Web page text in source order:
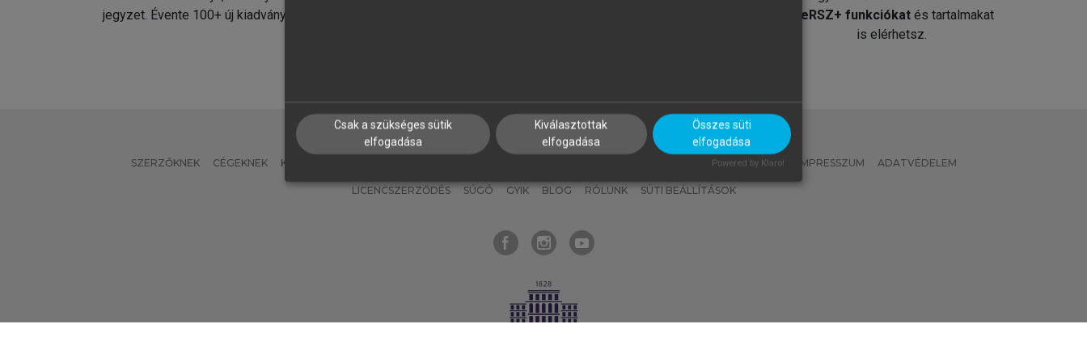
jegyzet. Évente 100+ új kiadvány.
MeRSZ+ funkciókat és tartalmakat
is elérhetsz.
SZERZŐKNEK CÉGEKNEK KÖNYVTÁROSOKNAK MI – ÁLTALÁNOS IRÁNYELVEK IMPRESSZUM ADATVÉDELEM
LICENCSZERZŐDÉS SÚGÓ GYIK BLOG RÓLUNK SÜTI BEÁLLÍTÁSOK
Csak a szükséges sütik
elfogadása
Kiválasztottak
elfogadása
Összes süti
elfogadása
Powered by Klaro!